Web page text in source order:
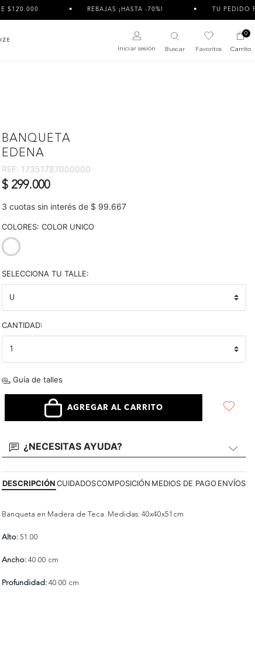
REBAJAS ¡HASTA -70%! TU PEDIDO PUEDE
Iniciar sesión Buscar Favoritos
0
Carrito
BANQUETA
EDENA
REF: 17351787000000
$ 299.000
3 cuotas sin interés de $ 99.667
COLORES: COLOR UNICO
SELECCIONA TU TALLE:
CANTIDAD:
Guía de talles
AGREGAR AL CARRITO
¿NECESITAS AYUDA?
DESCRIPCIÓNCUIDADOSCOMPOSICIÓN MEDIOS DE PAGO ENVÍOS
Banqueta en Madera de Teca. Medidas: 40x40x51cm
Alto: 51.00
Ancho: 40.00 cm
Profundidad: 40.00 cm